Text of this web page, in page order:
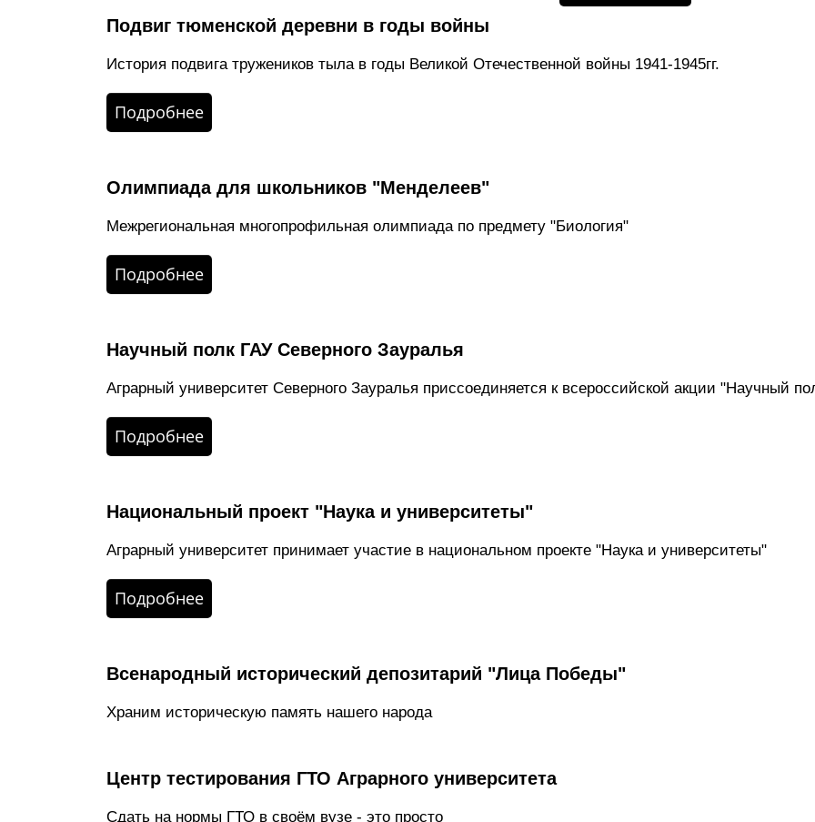
Подвиг тюменской деревни в годы войны
История подвига тружеников тыла в годы Великой Отечественной войны 1941-1945гг.
Подробнее
Олимпиада для школьников "Менделеев"
Межрегиональная многопрофильная олимпиада по предмету "Биология"
Подробнее
Научный полк ГАУ Северного Зауралья
Аграрный университет Северного Зауралья приссоединяется к всероссийской акции "Научный
Подробнее
Национальный проект "Наука и университеты"
Аграрный университет принимает участие в национальном проекте "Наука и университеты"
Подробнее
Всенародный исторический депозитарий "Лица Победы"
Храним историческую память нашего народа
Центр тестирования ГТО Аграрного университета
Сдать на нормы ГТО в своём вузе - это просто